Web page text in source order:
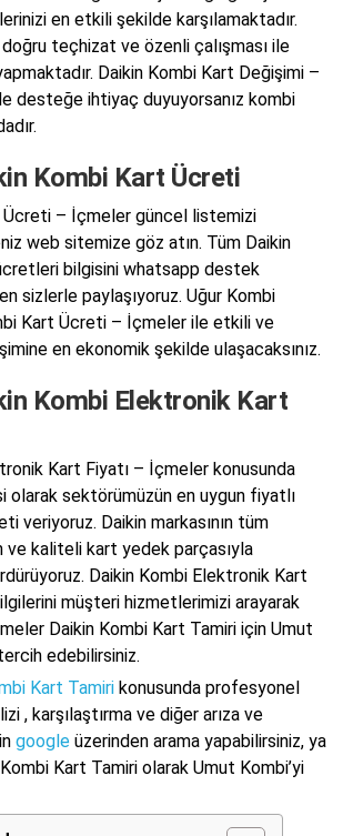
en etkili şekilde karşılamaktadır.
doğru teçhizat ve özenli çalışması ile
Daikin Kombi Kart Değişimi –
desteğe ihtiyaç duyuyorsanız kombi
Kombi Kart Ücreti
Ücreti – İçmeler güncel listemizi
web sitemize göz atın. Tüm Daikin
bilgisini whatsapp destek
sizlerle paylaşıyoruz. Uğur Kombi
Kart Ücreti – İçmeler ile etkili ve
en ekonomik şekilde ulaşacaksınız.
Kombi Elektronik Kart
Kart Fiyatı – İçmeler konusunda
olarak sektörümüzün en uygun fiyatlı
veriyoruz. Daikin markasının tüm
ve kaliteli kart yedek parçasıyla
Daikin Kombi Elektronik Kart
müşteri hizmetlerimizi arayarak
Daikin Kombi Kart Tamiri için Umut
edebilirsiniz.
Kart Tamiri konusunda profesyonel
, karşılaştırma ve diğer arıza ve
google üzerinden arama yapabilirsiniz, ya
Kart Tamiri olarak Umut Kombi’yi